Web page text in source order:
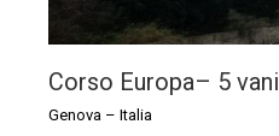
Corso Europa– 5 vani
Genova – Italia